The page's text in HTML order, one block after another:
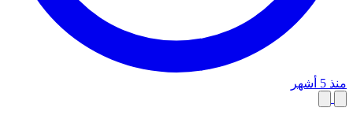
منذ 5 أشهر